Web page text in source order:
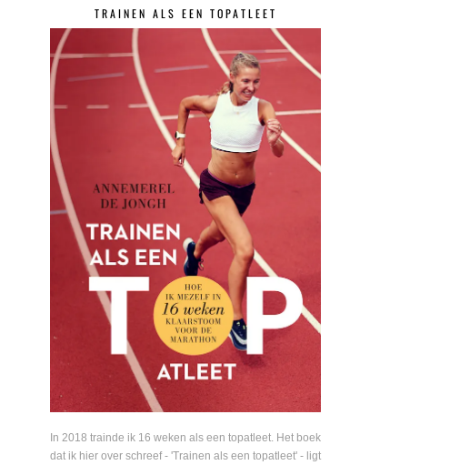
TRAINEN ALS EEN TOPATLEET
In 2018 trainde ik 16 weken als een topatleet. Het boek
dat ik hier over schreef - 'Trainen als een topatleet' - ligt